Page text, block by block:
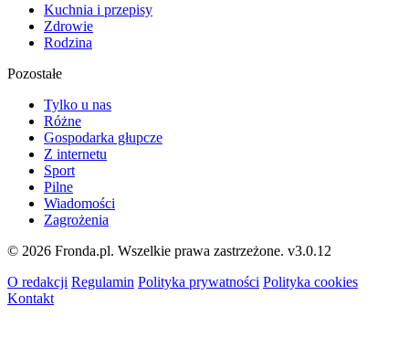
Kuchnia i przepisy
Zdrowie
Rodzina
Pozostałe
Tylko u nas
Różne
Gospodarka głupcze
Z internetu
Sport
Pilne
Wiadomości
Zagrożenia
© 2026 Fronda.pl. Wszelkie prawa zastrzeżone. v3.0.12
O redakcji Regulamin Polityka prywatności Polityka cookies
Kontakt